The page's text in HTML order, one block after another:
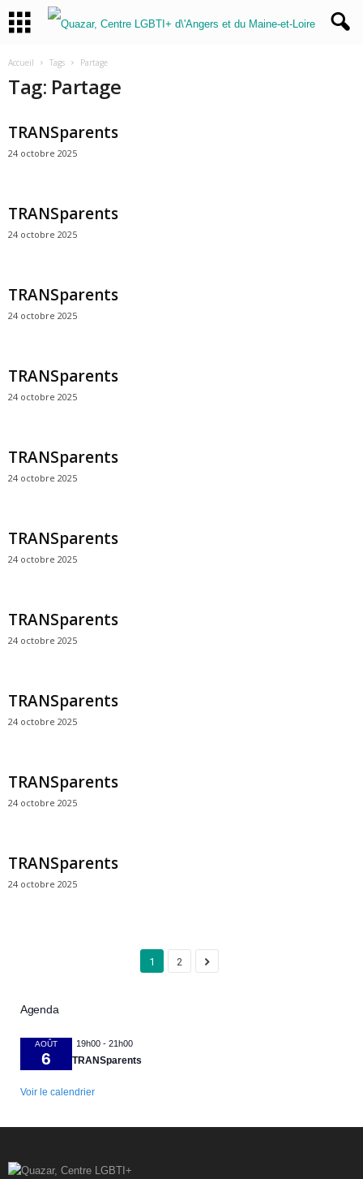
Accueil Tags Partage
Tag: Partage
TRANSparents
24 octobre 2025
TRANSparents
24 octobre 2025
TRANSparents
24 octobre 2025
TRANSparents
24 octobre 2025
TRANSparents
24 octobre 2025
TRANSparents
24 octobre 2025
TRANSparents
24 octobre 2025
TRANSparents
24 octobre 2025
TRANSparents
24 octobre 2025
TRANSparents
24 octobre 2025
1 2
Agenda
AOÛT
6
19h00 - 21h00
TRANSparents
Voir le calendrier